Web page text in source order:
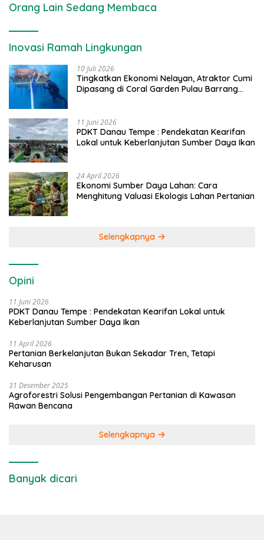
Orang Lain Sedang Membaca
Inovasi Ramah Lingkungan
10 Juli 2026
Tingkatkan Ekonomi Nelayan, Atraktor Cumi
Dipasang di Coral Garden Pulau Barrang
11 Juni 2026
PDKT Danau Tempe : Pendekatan Kearifan
Lokal untuk Keberlanjutan Sumber Daya Ikan
24 April 2026
Ekonomi Sumber Daya Lahan: Cara
Menghitung Valuasi Ekologis Lahan Pertanian
Selengkapnya
Opini
11 Juni 2026
PDKT Danau Tempe : Pendekatan Kearifan Lokal untuk
Keberlanjutan Sumber Daya Ikan
11 April 2026
Pertanian Berkelanjutan Bukan Sekadar Tren, Tetapi
Keharusan
31 Desember 2025
Agroforestri Solusi Pengembangan Pertanian di Kawasan
Rawan Bencana
Selengkapnya
Banyak dicari